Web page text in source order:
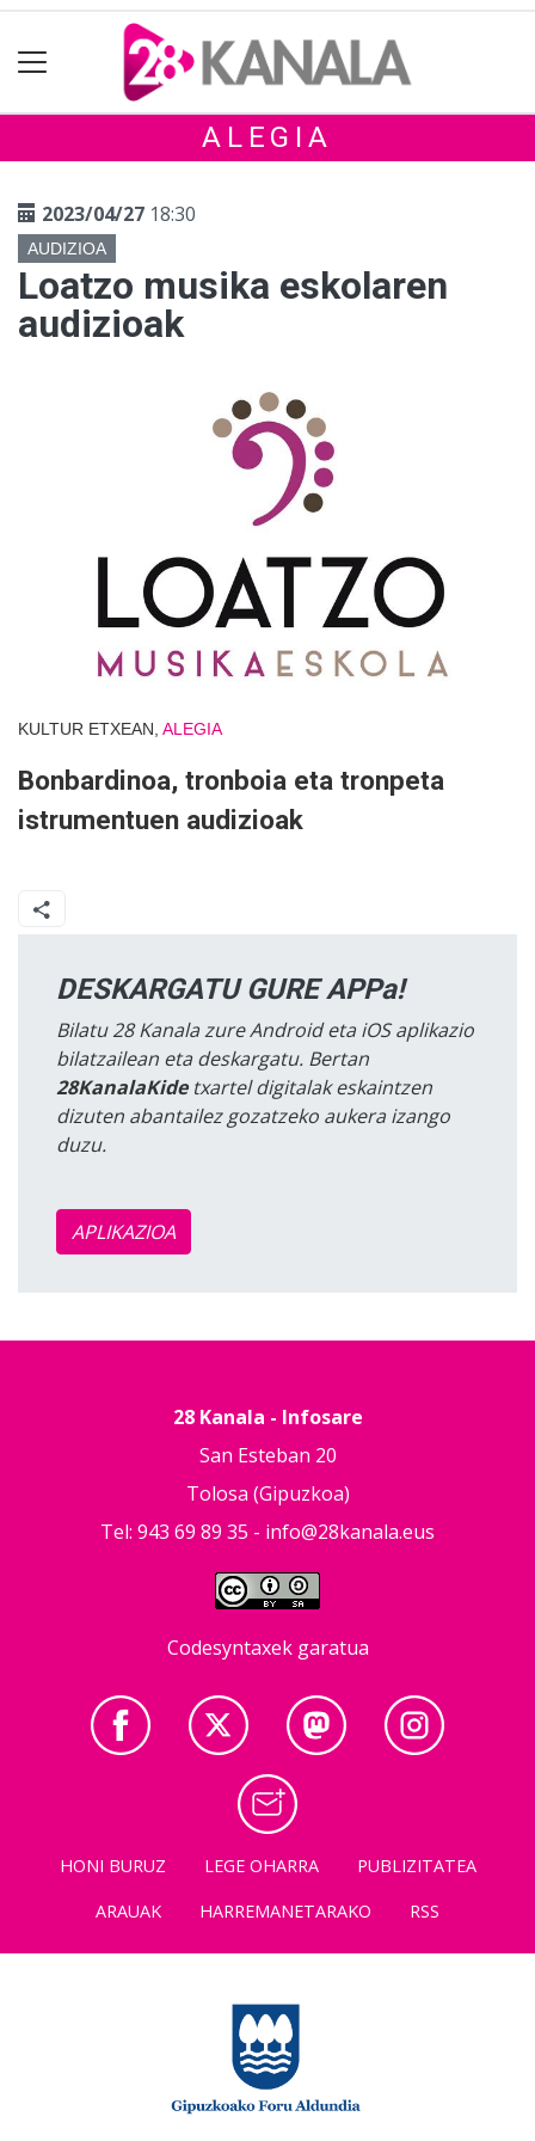
ALEGIA
2023/04/27 18:30
AUDIZIOA
Loatzo musika eskolaren
audizioak
KULTUR ETXEAN, ALEGIA
Bonbardinoa, tronboia eta tronpeta
istrumentuen audizioak
DESKARGATU GURE APPa!
Bilatu 28 Kanala zure Android eta iOS aplikazio
bilatzailean eta deskargatu. Bertan
28KanalaKidetxartel digitalak eskaintzen
dizuten abantailez gozatzeko aukera izango
duzu.
APLIKAZIOA
28 Kanala - Infosare
San Esteban 20
Tolosa (Gipuzkoa)
Tel: 943 69 89 35 - info@28kanala.eus
Codesyntaxek garatua
HONI BURUZ LEGE OHARRA
PUBLIZITATEA
ARAUAK
HARREMANETARAKO RSS